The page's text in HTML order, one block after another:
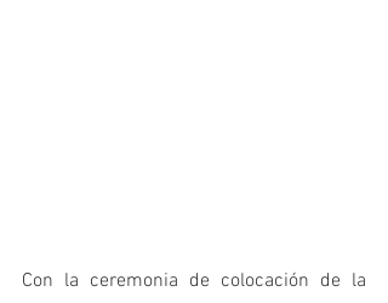
Con la ceremonia de colocación de la